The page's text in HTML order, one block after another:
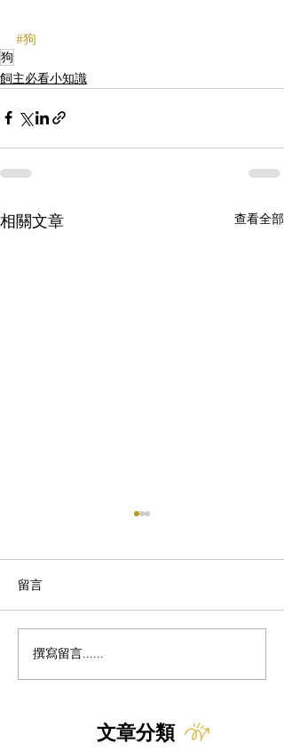
#狗
狗
飼主必看小知識
相關文章 查看全部
貓咪血尿怎麼辦｜專業獸
醫解析：三大成因、必要
留言
撰寫留言......
文章分類